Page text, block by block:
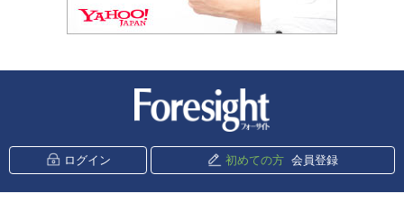
ログイン 初めての方 会員登録